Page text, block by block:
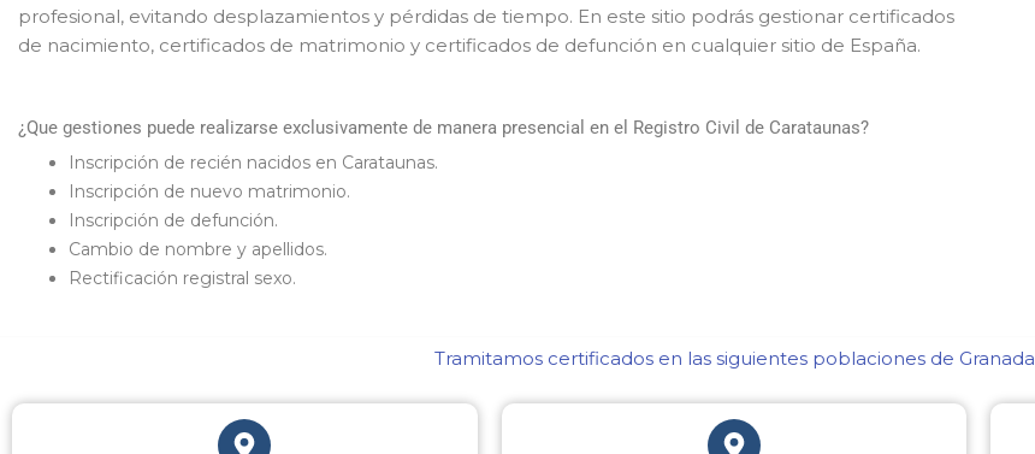
profesional, evitando desplazamientos y pérdidas de tiempo. En este sitio podrás gestionar certificados
de nacimiento, certificados de matrimonio y certificados de defunción en cualquier sitio de España.
¿Que gestiones puede realizarse exclusivamente de manera presencial en el Registro Civil de Carataunas?
Inscripción de recién nacidos en Carataunas.
Inscripción de nuevo matrimonio.
Inscripción de defunción.
Cambio de nombre y apellidos.
Rectificación registral sexo.
Tramitamos certificados en las siguientes poblaciones de Granada​